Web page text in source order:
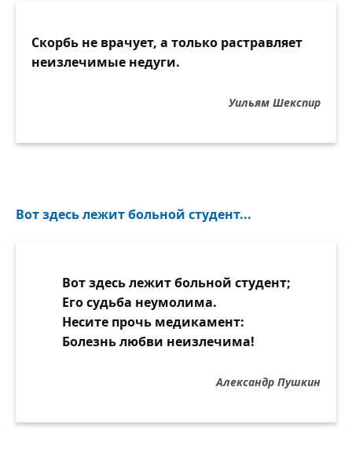
Скорбь не врачует, а только растравляет
неизлечи­мые недуги.
Уильям Шекспир
Вот здесь лежит больной студент...
Вот здесь лежит больной студент;
Его судьба неумолима.
Несите прочь медикамент:
Болезнь любви неизлечима!
Александр Пушкин